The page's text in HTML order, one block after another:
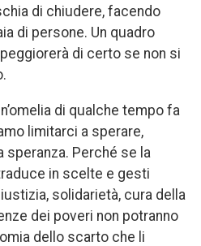
di chiudere, facendo
di persone. Un quadro
di certo se non si
di qualche tempo fa
limitarci a sperare,
speranza. Perché se la
in scelte e gesti
solidarietà, cura della
dei poveri non potranno
dello scarto che li